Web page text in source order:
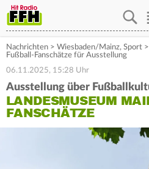
Nachrichten > Wiesbaden/Mainz, Sport >
Fußball-Fanschätze für Ausstellung
06.11.2025, 15:28 Uhr
Ausstellung über
LANDESMUSEUM
FANSCHÄTZE